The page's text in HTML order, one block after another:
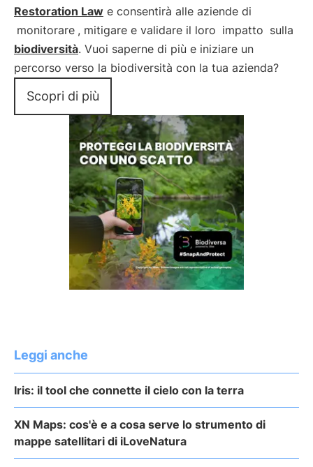
Restoration Law e consentirà alle aziende di
monitorare , mitigare e validare il loro impatto sulla
biodiversità. Vuoi saperne di più e iniziare un
percorso verso la biodiversità con la tua azienda?
Scopri di più
Leggi anche
Iris: il tool che connette il cielo con la terra
XN Maps: cos'è e a cosa serve lo strumento di
mappe satellitari di iLoveNatura